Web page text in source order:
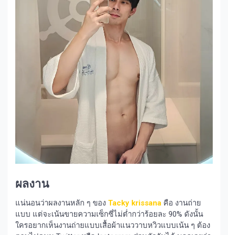
ผลงาน
แน่นอนว่าผลงานหลัก ๆ ของ Tacky krissana คือ งานถ่าย
แบบ แต่จะเน้นขายความเซ็กซี่ไม่ต่ำกว่าร้อยละ 90% ดังนั้น
ใครอยากเห็นงานถ่ายแบบเสื้อผ้าแนววาบหวิวแบบเน้น ๆ ต้อง